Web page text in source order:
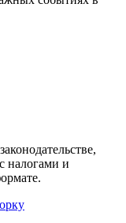
налогами и